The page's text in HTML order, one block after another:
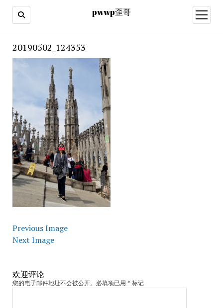
pwwp歪哥
open
menu
20190502_124353
Previous Image
Next Image
欢迎评论
您的电子邮件地址不会被公开。必填项已用 * 标记